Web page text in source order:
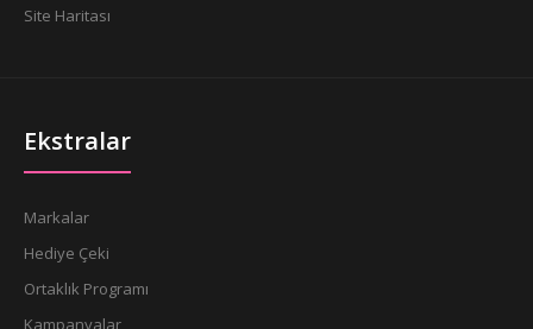
Site Haritası
Ekstralar
Markalar
Hediye Çeki
Ortaklık Programı
Kampanyalar